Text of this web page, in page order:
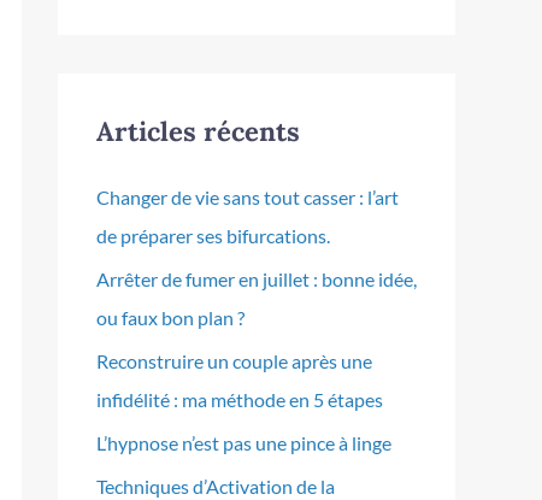
Articles récents
Changer de vie sans tout casser : l’art
de préparer ses bifurcations.
Arrêter de fumer en juillet : bonne idée,
ou faux bon plan ?
Reconstruire un couple après une
infidélité : ma méthode en 5 étapes
L’hypnose n’est pas une pince à linge
Techniques d’Activation de la